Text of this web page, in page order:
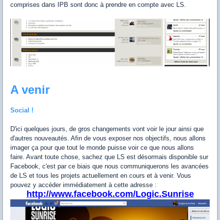
comprises dans IPB sont donc à prendre en compte avec LS.
A venir
Social !
D'ici quelques jours, de gros changements vont voir le jour ainsi que
d'autres nouveautés. Afin de vous exposer nos objectifs, nous allons
imager ça pour que tout le monde puisse voir ce que nous allons
faire. Avant toute chose, sachez que LS est désormais disponible sur
Facebook, c'est par ce biais que nous communiquerons les avancées
de LS et tous les projets actuellement en cours et à venir. Vous
pouvez y accéder immédiatement à cette adresse :
http://www.facebook.com/Logic.Sunrise